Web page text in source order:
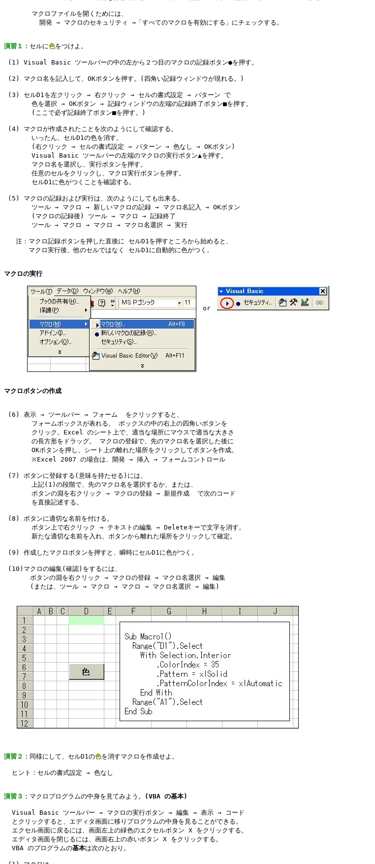
       マクロファイルを開くためには、
         開発 → マクロのセキュリティ →「すべてのマクロを有効にする」にチェックする。
演習１： セルに色をつけよ。
(1) Visual Basic ツールバーの中の左から２つ目のマクロの記録ボタン●を押す。
(2) マクロ名を記入して、OKボタンを押す。(四角い記録ウィンドウが現れる。)
(3) セルD1を左クリック → 右クリック → セルの書式設定 → パターン で
       色を選択 → OKボタン → 記録ウィンドウの左端の記録終了ボタン■を押す。
       (ここで必ず記録終了ボタン■を押す。)
(4) マクロが作成されたことを次のようにして確認する。
       いったん、セルD1の色を消す。
       (右クリック → セルの書式設定 → パターン → 色なし → OKボタン)
       Visual Basic ツールバーの左端のマクロの実行ボタン▲を押す。
       マクロ名を選択し、実行ボタンを押す。
       任意のセルをクリックし、マクロ実行ボタンを押す。
       セルD1に色がつくことを確認する。
(5) マクロの記録および実行は、次のようにしても出来る。
       ツール → マクロ → 新しいマクロの記録 → マクロ名記入 → OKボタン
       (マクロの記録後) ツール → マクロ → 記録終了
       ツール → マクロ → マクロ → マクロ名選択 → 実行
   注：マクロ記録ボタンを押した直後に セルD1を押すところから始めると、
   　　マクロ実行後、他のセルではなく セルD1に自動的に色がつく。
マクロの実行
or
マクロボタンの作成
(6) 表示 → ツールバー → フォーム  をクリックすると、
       フォームボックスが表れる。 ボックスの中の右上の四角いボタンを
       クリック。Excel のシート上で、適当な場所にマウスで適当な大きさ
       の長方形をドラッグ。 マクロの登録で、先のマクロ名を選択した後に
       OKボタンを押し、シート上の離れた場所をクリックしてボタンを作成。
       ※Excel 2007 の場合は、開発 → 挿入 → フォームコントロール
(7) ボタンに登録する(意味を持たせる)には、
       上記(1)の段階で、先のマクロ名を選択するか、または、
       ボタンの淵を右クリック → マクロの登録 → 新規作成  で次のコード
       を直接記述する。
(8) ボタンに適切な名前を付ける。
       ボタン上で右クリック → テキストの編集 → Deleteキーで文字を消す。
       新たな適切な名前を入れ、ボタンから離れた場所をクリックして確定。
(9) 作成したマクロボタンを押すと、瞬時にセルD1に色がつく。
(10)マクロの編集(確認)をするには、
     　ボタンの淵を右クリック → マクロの登録 → マクロ名選択 → 編集
     　(または、ツール → マクロ → マクロ → マクロ名選択 → 編集)
演習２： 同様にして、セルD1の色を消すマクロを作成せよ。
  ヒント：セルの書式設定 → 色なし
演習３： マクロプログラムの中身を見てみよう。 (VBA の基本)
  Visual Basic ツールバー → マクロの実行ボタン → 編集 → 表示 → コード
  とクリックすると、エディタ画面に移りプログラムの中身を見ることができる。
  エクセル画面に戻るには、画面左上の緑色のエクセルボタン X をクリックする。
  エディタ画面を閉じるには、画面右上の赤いボタン X をクリックする。
  VBA のプログラムの
基本は次のとおり。